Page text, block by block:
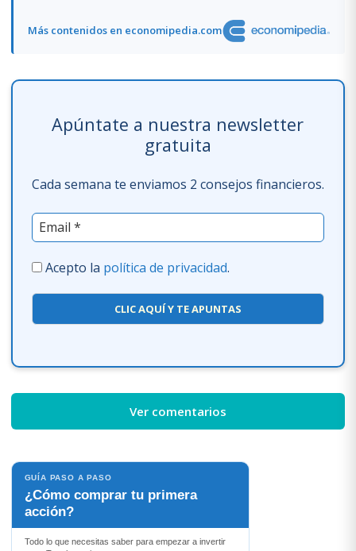
Más contenidos en economipedia.com
Apúntate a nuestra newsletter
gratuita
Cada semana te enviamos 2 consejos financieros.
Acepto la política de privacidad.
CLIC AQUÍ Y TE APUNTAS
Ver comentarios
GUÍA PASO A PASO
¿Cómo comprar tu primera
acción?
Todo lo que necesitas saber para empezar a invertir